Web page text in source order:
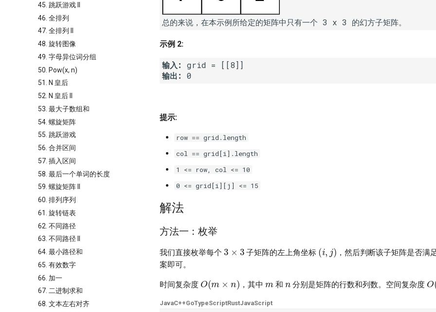
45. 跳跃游戏 II
46. 全排列
47. 全排列 II
48. 旋转图像
49. 字母异位词分组
50. Pow(x, n)
51. N 皇后
52. N 皇后 II
53. 最大子数组和
54. 螺旋矩阵
55. 跳跃游戏
56. 合并区间
57. 插入区间
58. 最后一个单词的长度
59. 螺旋矩阵 II
60. 排列序列
61. 旋转链表
62. 不同路径
63. 不同路径 II
64. 最小路径和
65. 有效数字
66. 加一
67. 二进制求和
68. 文本左右对齐
示例 2:
输入:
输出:
提示:
row == grid.length
col == grid[i].length
1 <= row, col <= 10
0 <= grid[i][j] <= 15
解法
方法一：枚举
我们直接枚举每个 子矩阵的左上角坐标
(i, )
，然后判断该子矩阵是否满
案即可。
时间复杂度
O ( )
，其中 和 分别是矩阵的行数和列数。空间复杂度
O
JavaC++GoTypeScriptRustJavaScript